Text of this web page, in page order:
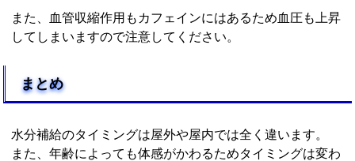
また、血管収縮作用もカフェインにはあるため血圧も上昇
してしまいますので注意してください。
まとめ
水分補給のタイミングは屋外や屋内では全く違います。
また、年齢によっても体感がかわるためタイミングは変わ